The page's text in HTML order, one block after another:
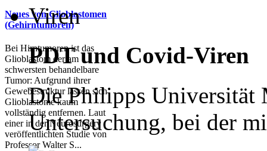
Neues von Glioblastomen
(Gehirntumoren)
Bei Hirntumoren ist das
Glioblastom der am
schwersten behandelbare
Tumor: Aufgrund ihrer
Gewebestruktur lassen sich
Glioblastome kaum
vollständig entfernen. Laut
einer in der Neurosurgery
veröffentlichten Studie von
Professor Walter S...
PDT und Covid-Viren
Die Philipps Universität
Untersuchung, bei der